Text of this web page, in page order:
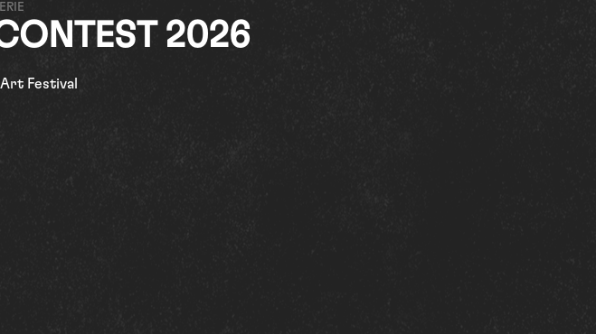
2026
Festival